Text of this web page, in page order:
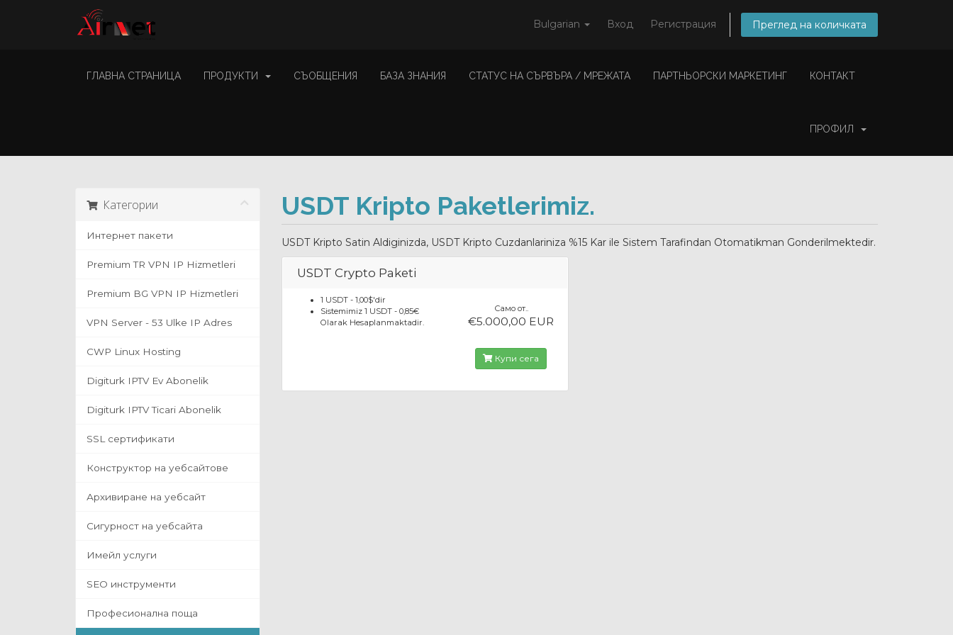
Bulgarian Вход Регистрация Преглед на количката
ГЛАВНА СТРАНИЦА ПРОДУКТИ СЪОБЩЕНИЯ БАЗА ЗНАНИЯ СТАТУС НА СЪРВЪРА / МРЕЖАТА ПАРТНЬОРСКИ МАРКЕТИНГ КОНТАКТ
ПРОФИЛ
Категории
Интернет пакети
Premium TR VPN IP Hizmetleri
Premium BG VPN IP Hizmetleri
VPN Server - 53 Ulke IP Adres
CWP Linux Hosting
Digiturk IPTV Ev Abonelik
Digiturk IPTV Ticari Abonelik
SSL сертификати
Конструктор на уебсайтове
Архивиране на уебсайт
Сигурност на уебсайта
Имейл услуги
SEO инструменти
Професионална поща
USDT Kripto Paketlerimiz.
USDT Kripto Satin Aldiginizda, USDT Kripto Cuzdanlariniza %15 Kar ile Sistem Tarafindan Otomatikman Gonderilmektedir.
USDT Crypto Paketi
1 USDT - 1,00$'dir
Sistemimiz 1 USDT - 0,85€
Olarak Hesaplanmaktadir.
Само от..
€5.000,00 EUR
Купи сега